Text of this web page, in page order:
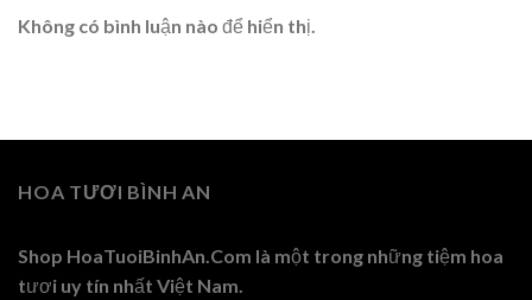
Không có bình luận nào để hiển thị.
HOA TƯƠI BÌNH AN
Shop HoaTuoiBinhAn.Com là một trong những tiệm hoa
tươi uy tín nhất Việt Nam.